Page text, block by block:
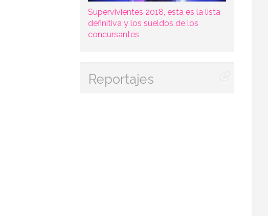
Supervivientes 2018, esta es la lista
definitiva y los sueldos de los
concursantes
Reportajes